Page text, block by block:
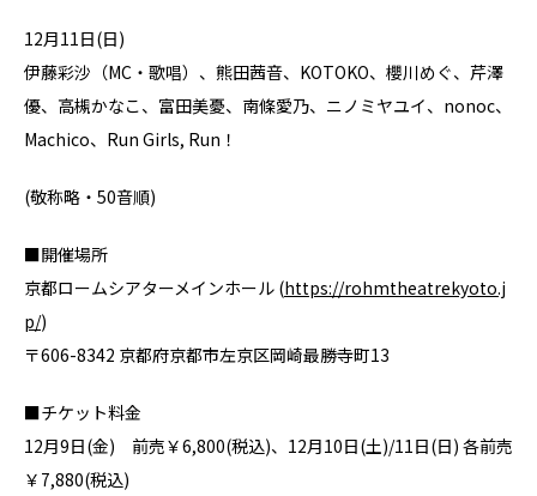
12月11日(日)
伊藤彩沙（MC・歌唱）、熊田茜音、KOTOKO、櫻川めぐ、芹澤
優、高槻かなこ、富田美憂、南條愛乃、ニノミヤユイ、nonoc、
Machico、Run Girls, Run！
(敬称略・50音順)
■開催場所
京都ロームシアターメインホール (https://rohmtheatrekyoto.j
p/)
〒606-8342 京都府京都市左京区岡崎最勝寺町13
■チケット料金
12月9日(金) 前売￥6,800(税込)、12月10日(土)/11日(日) 各前売
￥7,880(税込)